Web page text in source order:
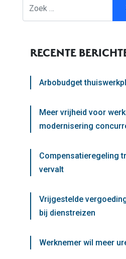
RECENTE
Arbobudget
Meer vrijheid voor
modernisering
Compensatieregeling
vervalt
Vrijgestelde
bij dienstreizen
Werknemer wil meer